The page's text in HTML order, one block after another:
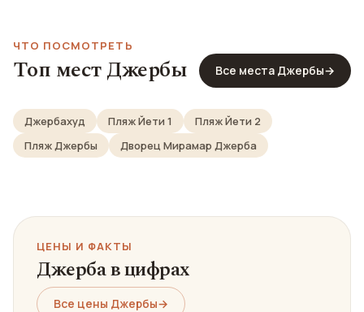
ЧТО ПОСМОТРЕТЬ
Топ мест Джербы Все места Джербы→
Джербахуд Пляж Йети 1
Пляж Йети 2
Пляж Джербы
Дворец Мирамар Джерба
ЦЕНЫ И ФАКТЫ
Джерба в цифрах
Все цены Джербы→